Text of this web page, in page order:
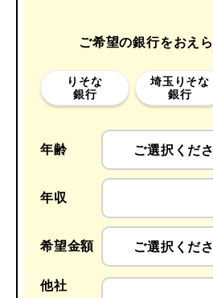
ご希望の銀行をおえ
りそな
銀行
埼玉りそな
銀行
年齢 ご選択くだ
年収
希望金額 ご選択くだ
他社